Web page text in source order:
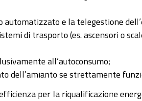
e la telegestione
di trasporto (es. ascensori o
all’autoconsumo;
dell’amianto se strettamente
per la riqualificazione